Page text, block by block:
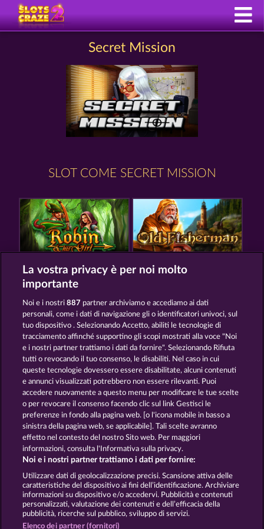
Secret Mission
SLOT COME SECRET MISSION
ROBIN & HIS GIRL OLD FISHERMAN
SIMPLY THE BEST MYSTERIES OF KARNAK
Termini e condizioni
Informativa sulla privacy Note legali
Società FAQ Facebook
Invia richiesta di recesso
La vostra privacy è per noi molto
importante
Noi e i nostri887 partner archiviamo e accediamo ai dati
personali, come i dati di navigazione gli o identificatori univoci, sul
tuo dispositivo . Selezionando Accetto, abiliti le tecnologie di
tracciamento affinché supportino gli scopi mostrati alla voce "Noi
e i nostri partner trattiamo i dati da fornire". Selezionando Rifiuta
tutti o revocando il tuo consenso, le disabiliti. Nel caso in cui
queste tecnologie dovessero essere disabilitate, alcuni contenuti
e annunci visualizzati potrebbero non essere rilevanti. Puoi
accedere nuovamente a questo menu per modificare le tue scelte
o per revocare il consenso facendo clic sul link Gestisci le
preferenze in fondo alla pagina web. [o l'icona mobile in basso a
sinistra della pagina web, se applicabile]. Tali scelte avranno
effetto nel contesto del nostro Sito web. Per maggiori
informazioni, consulta l'Informativa sulla privacy.
Noi e i nostri partner trattiamo i dati per fornire:
Utilizzare dati di geolocalizzazione precisi. Scansione attiva delle
caratteristiche del dispositivo ai fini dell’identificazione. Archiviare
informazioni su dispositivo e/o accedervi. Pubblicità e contenuti
personalizzati, valutazione dei contenuti e dell’efficacia della
pubblicità, ricerche sul pubblico, sviluppo di servizi.
Elenco dei partner (fornitori)